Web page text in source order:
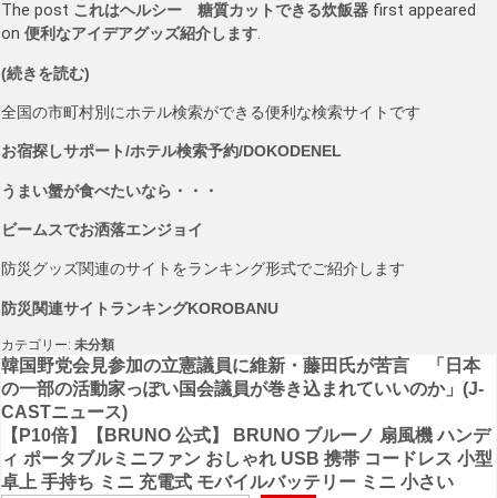
The post これはヘルシー 糖質カットできる炊飯器 first appeared
on 便利なアイデアグッズ紹介します.
(続きを読む)
全国の市町村別にホテル検索ができる便利な検索サイトです
お宿探しサポート/ホテル検索予約/DOKODENEL
うまい蟹が食べたいなら・・・
ビームスでお洒落エンジョイ
防災グッズ関連のサイトをランキング形式でご紹介します
防災関連サイトランキングKOROBANU
カテゴリー: 未分類
投
稿
ナ
ビ
韓国野党会見参加の立憲議員に維新・藤田氏が苦言 「日本
の一部の活動家っぽい国会議員が巻き込まれていいのか」(J-
CASTニュース)
【P10倍】【BRUNO 公式】 BRUNO ブルーノ 扇風機 ハンデ
ィ ポータブルミニファン おしゃれ USB 携帯 コードレス 小型
卓上 手持ち ミニ 充電式 モバイルバッテリー ミニ 小さい